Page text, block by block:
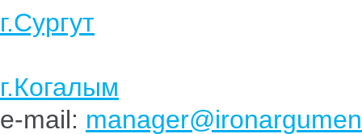
г.Сургут
г.Когалым
e-mail: